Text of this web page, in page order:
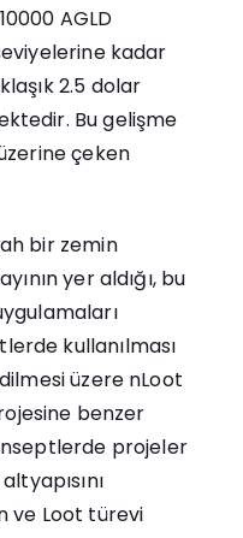
AGLD
kadar
2.5 dolar
Bu gelişme
çeken
bir zemin
yer aldığı, bu
kullanılması
üzere nLoot
benzer
projeler
ve Loot türevi